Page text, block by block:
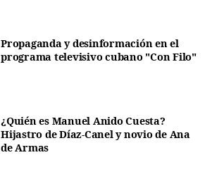
Propaganda y desinformación en el
programa televisivo cubano "Con Filo"
¿Quién es Manuel Anido Cuesta?
Hijastro de Díaz-Canel y novio de Ana
de Armas